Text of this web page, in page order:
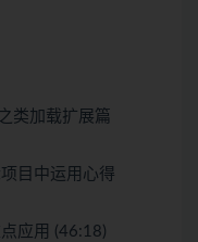
类加载扩展篇
目中运用心得
应用 (46:18)